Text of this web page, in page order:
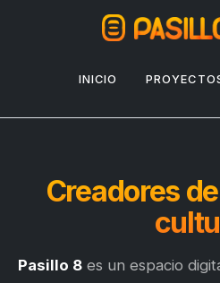
INICIO
Creadores de
Pasillo 8 es un espacio